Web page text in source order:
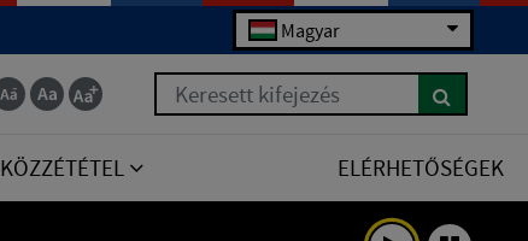
Magyar
Keresett kifejezés
KÖZZÉTÉTEL ELÉRHETŐSÉGEK